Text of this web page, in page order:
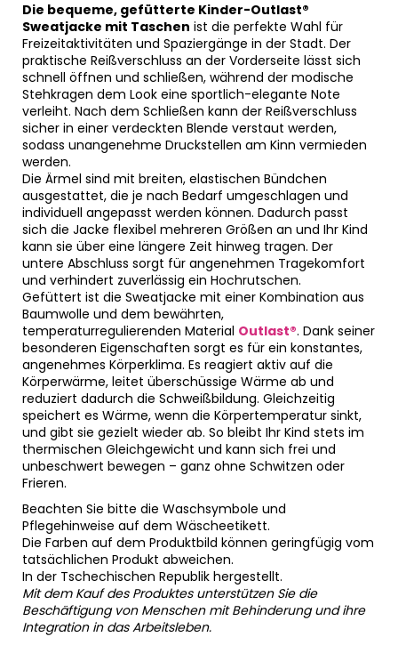
Die bequeme, gefütterte Kinder-Outlast®
Sweatjacke mit Taschen ist die perfekte Wahl für
Freizeitaktivitäten und Spaziergänge in der Stadt. Der
praktische Reißverschluss an der Vorderseite lässt sich
schnell öffnen und schließen, während der modische
Stehkragen dem Look eine sportlich-elegante Note
verleiht. Nach dem Schließen kann der Reißverschluss
sicher in einer verdeckten Blende verstaut werden,
sodass unangenehme Druckstellen am Kinn vermieden
werden.
Die Ärmel sind mit breiten, elastischen Bündchen
ausgestattet, die je nach Bedarf umgeschlagen und
individuell angepasst werden können. Dadurch passt
sich die Jacke flexibel mehreren Größen an und Ihr Kind
kann sie über eine längere Zeit hinweg tragen. Der
untere Abschluss sorgt für angenehmen Tragekomfort
und verhindert zuverlässig ein Hochrutschen.
Gefüttert ist die Sweatjacke mit einer Kombination aus
Baumwolle und dem bewährten,
temperaturregulierenden Material Outlast®. Dank seiner
besonderen Eigenschaften sorgt es für ein konstantes,
angenehmes Körperklima. Es reagiert aktiv auf die
Körperwärme, leitet überschüssige Wärme ab und
reduziert dadurch die Schweißbildung. Gleichzeitig
speichert es Wärme, wenn die Körpertemperatur sinkt,
und gibt sie gezielt wieder ab. So bleibt Ihr Kind stets im
thermischen Gleichgewicht und kann sich frei und
unbeschwert bewegen – ganz ohne Schwitzen oder
Frieren.
Beachten Sie bitte die Waschsymbole und
Pflegehinweise auf dem Wäscheetikett.
Die Farben auf dem Produktbild können geringfügig vom
tatsächlichen Produkt abweichen.
In der Tschechischen Republik hergestellt.
Mit dem Kauf des Produktes unterstützen Sie die
Beschäftigung von Menschen mit Behinderung und ihre
Integration in das Arbeitsleben.